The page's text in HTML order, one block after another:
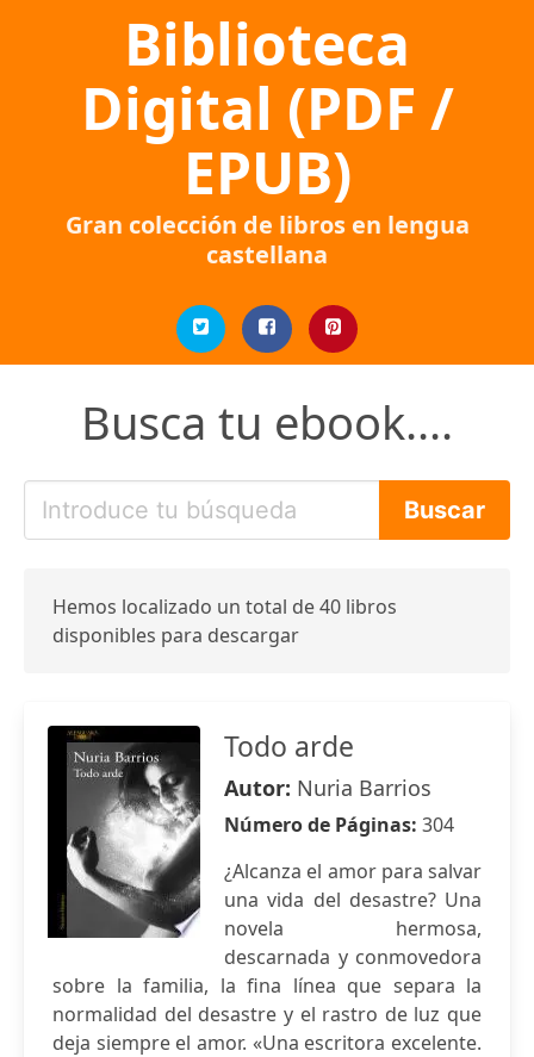
Biblioteca
Digital (PDF /
EPUB)
Gran colección de libros en lengua
castellana
Busca tu ebook....
Hemos localizado un total de 40 libros
disponibles para descargar
Todo arde
Autor: Nuria Barrios
Número de Páginas: 304
¿Alcanza el amor para salvar
una vida del desastre? Una
novela hermosa,
descarnada y conmovedora
sobre la familia, la fina línea que separa la
normalidad del desastre y el rastro de luz que
deja siempre el amor. «Una escritora excelente.